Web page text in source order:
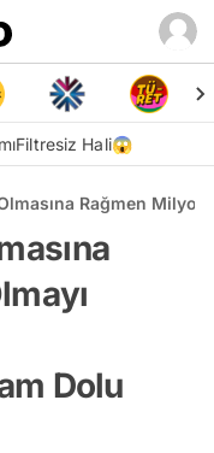
Filtresiz Hali😱
Rağmen
Dolu